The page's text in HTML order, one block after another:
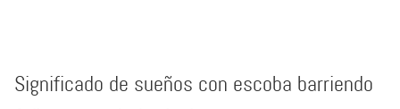
Significado de sueños con escoba barriendo